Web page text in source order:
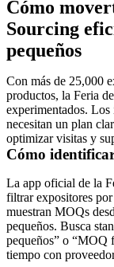
Cómo
Sourcing
pequeños
Con más de 25,000
productos, la Feria
experimentados. Los
necesitan un plan
optimizar visitas y
Cómo
La app oficial de la
filtrar expositores
muestran MOQs
pequeños. Busca
pequeños” o “MOQ
tiempo con